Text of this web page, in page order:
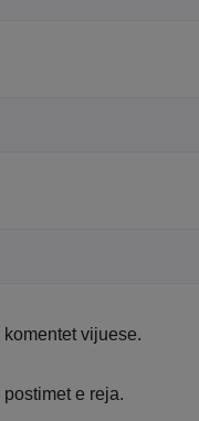
vijuese.
e reja.